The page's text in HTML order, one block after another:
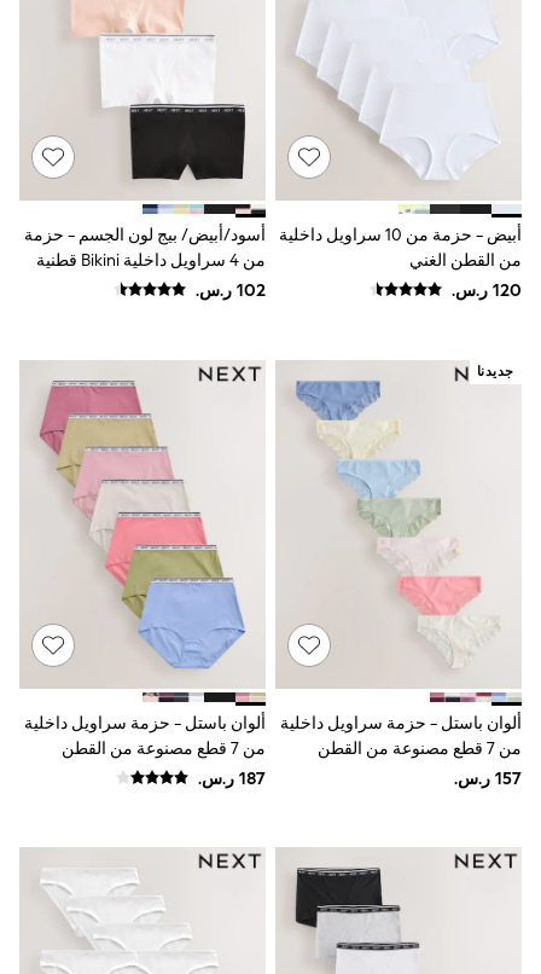
All Girls Schoolwear
Dresses
Trousers
Skirts
Shirts
Polo Shirts
Sweatshirts
Cardigans
Coats & Jackets
Multipacks
All Girls Sports & Swimwear
Trainers & Pumps
Swimwear
Tops
Leggings
Shorts
Joggers
adidas
Nike
Shop All
Shoes
Coats & Jackets
Bags & Accessories
Shirts
Polo Shirts
Shop all
Shoes
Blue
Green
أبيض - حزمة من 10 سراويل داخلية
من القطن الغني
أسود/أبيض/ بيج لون الجسم - حزمة
من 4 سراويل داخلية Bikini قطنية
بشعار
جديدنا
ألوان باستل - حزمة سراويل داخلية
من 7 قطع مصنوعة من القطن
والدانتيل
ألوان باستل - حزمة سراويل داخلية
من 7 قطع مصنوعة من القطن
ومزينة بشعار